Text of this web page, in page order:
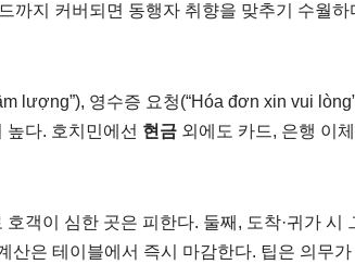
까지 커버되면 동행자 취향을 맞추기 수월하
lượng”), 영수증 요청(“Hóa đơn xin vui
다. 호치민에선 현금 외에도 카드, 은행 이
객이 심한 곳은 피한다. 둘째, 도착·귀가 시
은 테이블에서 즉시 마감한다. 팁은 의무가